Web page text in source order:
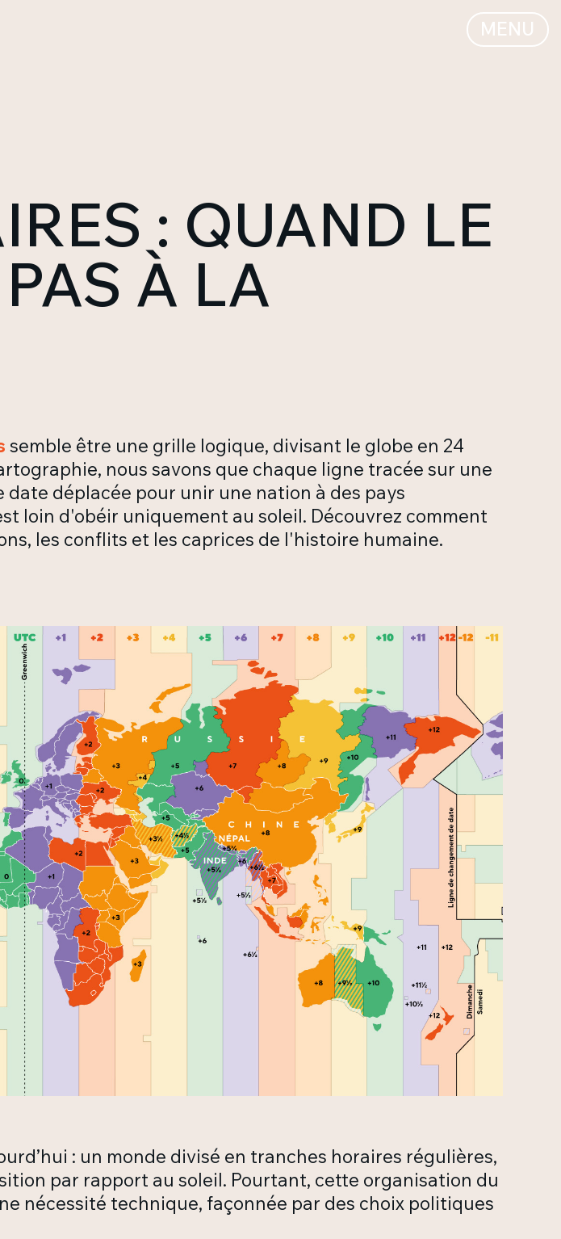
MENU
: QUAND LE
À LA
semble être une grille logique, divisant le globe en 24
nous savons que chaque ligne tracée sur une
déplacée pour unir une nation à des pays
loin d'obéir uniquement au soleil. Découvrez comment
les conflits et les caprices de l'histoire humaine.
: un monde divisé en tranches horaires régulières,
par rapport au soleil. Pourtant, cette organisation du
nécessité technique, façonnée par des choix politiques